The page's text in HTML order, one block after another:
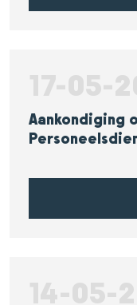
Aankondiging